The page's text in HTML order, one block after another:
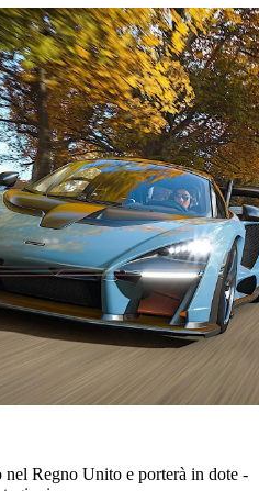
Regno Unito e porterà in dote -